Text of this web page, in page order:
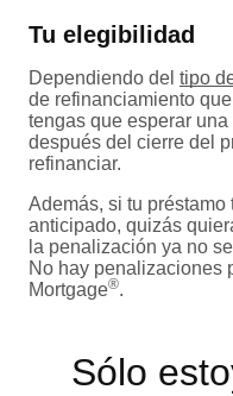
Tu elegibilidad
Dependiendo del tipo
de refinanciamiento
tengas que esperar
después del cierre del
refinanciar.
Además, si tu
anticipado, quizás
la penalización ya no
No hay penalizaciones
Mortgage®.
Sólo